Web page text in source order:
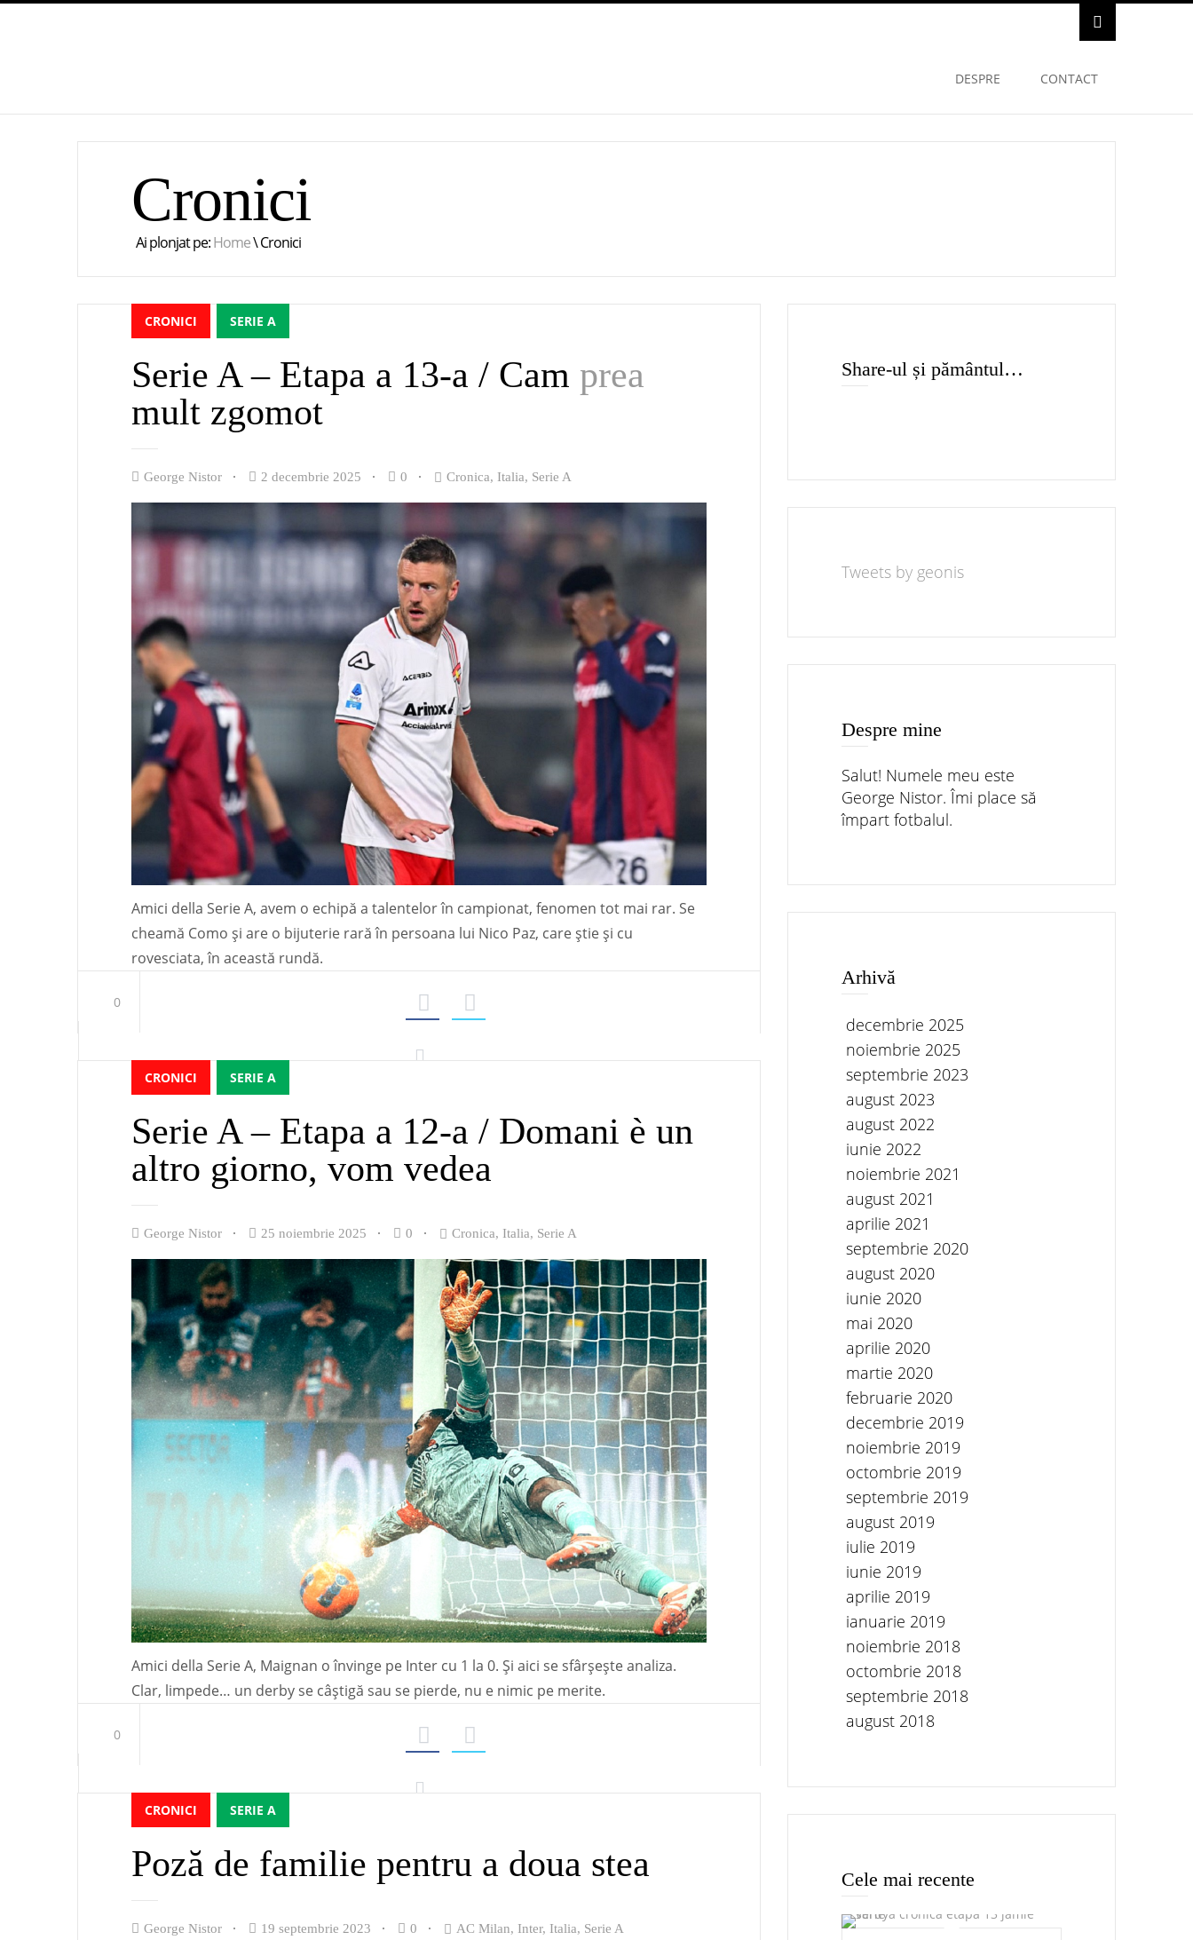
DESPRE CONTACT
Cronici
Ai plonjat pe:Home\Cronici
CRONICI SERIE A
Serie A – Etapa a 13-a / Cam prea
mult zgomot
George Nistor 2 decembrie 2025 0 Cronica, Italia, Serie A
Amici della Serie A, avem o echipă a talentelor în campionat, fenomen tot mai rar. Se
cheamă Como și are o bijuterie rară în persoana lui Nico Paz, care știe și cu
rovesciata, în această rundă.
0
CRONICI SERIE A
Serie A – Etapa a 12-a / Domani è un
altro giorno, vom vedea
George Nistor 25 noiembrie 2025 0 Cronica, Italia, Serie A
Amici della Serie A, Maignan o învinge pe Inter cu 1 la 0. Și aici se sfârșește analiza.
Clar, limpede… un derby se câștigă sau se pierde, nu e nimic pe merite.
0
CRONICI SERIE A
Poză de familie pentru a doua stea
George Nistor 19 septembrie 2023 0 AC Milan, Inter, Italia, Serie A
Share-ul și pământul…
Tweets by geonis
Despre mine
Salut! Numele meu este
George Nistor. Îmi place să
împart fotbalul.
Arhivă
decembrie 2025
noiembrie 2025
septembrie 2023
august 2023
august 2022
iunie 2022
noiembrie 2021
august 2021
aprilie 2021
septembrie 2020
august 2020
iunie 2020
mai 2020
aprilie 2020
martie 2020
februarie 2020
decembrie 2019
noiembrie 2019
octombrie 2019
septembrie 2019
august 2019
iulie 2019
iunie 2019
aprilie 2019
ianuarie 2019
noiembrie 2018
octombrie 2018
septembrie 2018
august 2018
Cele mai recente